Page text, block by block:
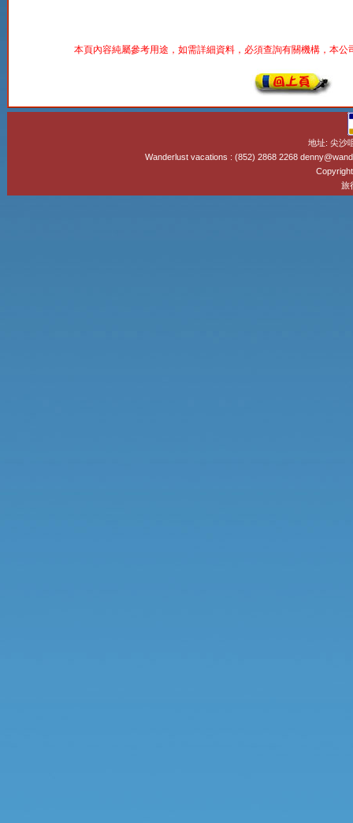
本頁內容純屬參考用途，如需詳細資料，必須查詢有關機構，本
地址: 尖沙
Wanderlust vacations : (852) 2868 2268
旅